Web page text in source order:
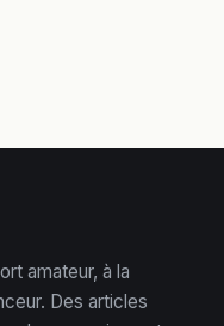
amateur, à la
Des articles